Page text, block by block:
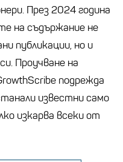
През 2024 година
на съдържание не
публикации, но и
Проучване на
подрежда
известни само
изкарва всеки от